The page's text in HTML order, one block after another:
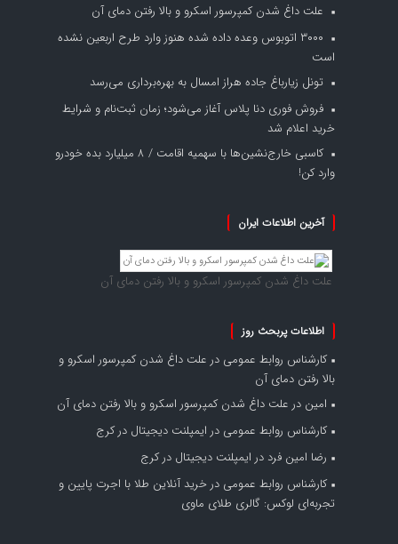
علت داغ شدن کمپرسور اسکرو و بالا رفتن دمای آن
۳۰۰۰ اتوبوس وعده داده شده هنوز وارد طرح اربعین نشده
است
تونل زیارباغ جاده هراز امسال به بهره‌برداری می‌رسد
فروش فوری دنا پلاس آغاز می‌شود؛ زمان ثبت‌نام و شرایط
خرید اعلام شد
کاسبی خارج‌نشین‌ها با سهمیه اقامت / ۸ میلیارد بده خودرو
وارد کن!
آخرین اطلاعات ایران
علت داغ شدن کمپرسور اسکرو و بالا رفتن دمای آن
اطلاعات پربحث روز
کارشناس روابط عمومی در علت داغ شدن کمپرسور اسکرو و
بالا رفتن دمای آن
امین در علت داغ شدن کمپرسور اسکرو و بالا رفتن دمای آن
کارشناس روابط عمومی در ایمپلنت دیجیتال در کرج
رضا امین فرد در ایمپلنت دیجیتال در کرج
کارشناس روابط عمومی در خرید آنلاین طلا با اجرت پایین و
تجربه‌ای لوکس: گالری طلای ماوی